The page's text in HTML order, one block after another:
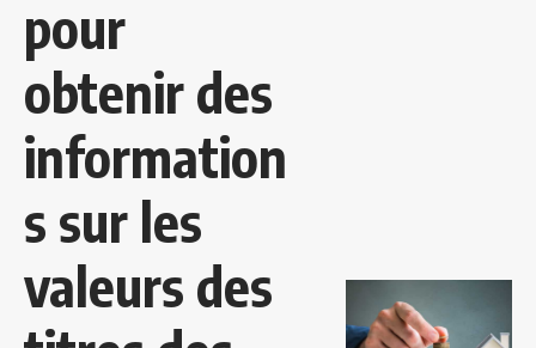
pour
obtenir des
information
s sur les
valeurs des